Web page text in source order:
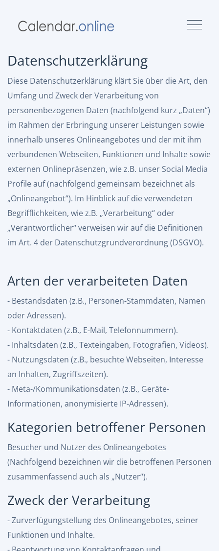
Datenschutzerklärung
Diese Datenschutzerklärung klärt Sie über die Art, den
Umfang und Zweck der Verarbeitung von
personenbezogenen Daten (nachfolgend kurz „Daten“)
im Rahmen der Erbringung unserer Leistungen sowie
innerhalb unseres Onlineangebotes und der mit ihm
verbundenen Webseiten, Funktionen und Inhalte sowie
externen Onlinepräsenzen, wie z.B. unser Social Media
Profile auf (nachfolgend gemeinsam bezeichnet als
„Onlineangebot“). Im Hinblick auf die verwendeten
Begrifflichkeiten, wie z.B. „Verarbeitung“ oder
„Verantwortlicher“ verweisen wir auf die Definitionen
im Art. 4 der Datenschutzgrundverordnung (DSGVO).
Arten der verarbeiteten Daten
- Bestandsdaten (z.B., Personen-Stammdaten, Namen
oder Adressen).
- Kontaktdaten (z.B., E-Mail, Telefonnummern).
- Inhaltsdaten (z.B., Texteingaben, Fotografien, Videos).
- Nutzungsdaten (z.B., besuchte Webseiten, Interesse
an Inhalten, Zugriffszeiten).
- Meta-/Kommunikationsdaten (z.B., Geräte-
Informationen, anonymisierte IP-Adressen).
Kategorien betroffener Personen
Besucher und Nutzer des Onlineangebotes
(Nachfolgend bezeichnen wir die betroffenen Personen
zusammenfassend auch als „Nutzer“).
Zweck der Verarbeitung
- Zurverfügungstellung des Onlineangebotes, seiner
Funktionen und Inhalte.